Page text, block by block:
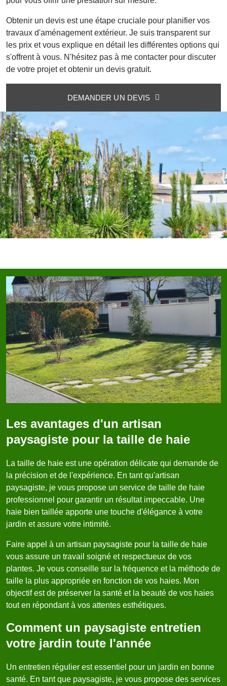
Obtenir un devis est une étape cruciale pour planifier vos
travaux d'aménagement extérieur. Je suis transparent sur
les prix et vous explique en détail les différentes options qui
s'offrent à vous. N'hésitez pas à me contacter pour discuter
de votre projet et obtenir un devis gratuit.
DEMANDER UN DEVIS
Les avantages d'un artisan
paysagiste pour la taille de haie
La taille de haie est une opération délicate qui demande de
la précision et de l'expérience. En tant qu'artisan
paysagiste, je vous propose un service de taille de haie
professionnel pour garantir un résultat impeccable. Une
haie bien taillée apporte une touche d'élégance à votre
jardin et assure votre intimité.
Faire appel à un artisan paysagiste pour la taille de haie
vous assure un travail soigné et respectueux de vos
plantes. Je vous conseille sur la fréquence et la méthode de
taille la plus appropriée en fonction de vos haies. Mon
objectif est de préserver la santé et la beauté de vos haies
tout en répondant à vos attentes esthétiques.
Comment un paysagiste entretien
votre jardin toute l'année
Un entretien régulier est essentiel pour un jardin en bonne
santé. En tant que paysagiste, je vous propose des services